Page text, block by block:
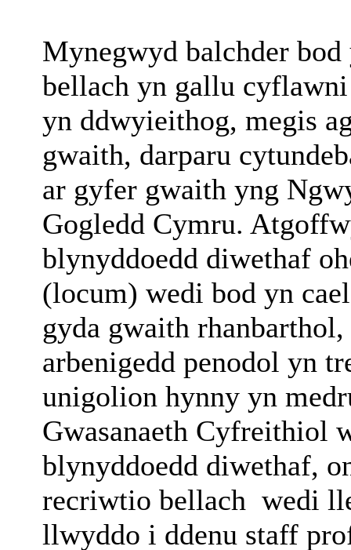
Mynegwyd balchder
bellach yn gallu
yn ddwyieithog, megis
gwaith, darparu
ar gyfer gwaith yng
Gogledd Cymru.
blynyddoedd diwethaf
(locum) wedi bod yn
gyda gwaith
arbenigedd penodol yn
unigolion hynny yn
Gwasanaeth Cyfreithiol
blynyddoedd diwethaf,
recriwtio bellach wedi
llwyddo i ddenu staff